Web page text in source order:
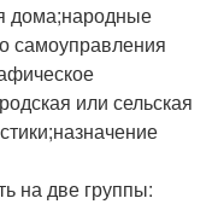
дома;народные
самоуправления
или сельская
на две группы: